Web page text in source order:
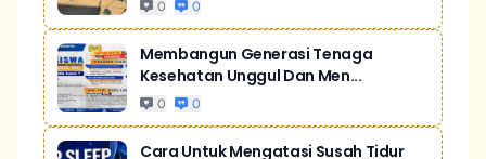
0 0
Membangun Generasi Tenaga
Kesehatan Unggul Dan Men...
0 0
Cara Untuk Mengatasi Susah Tidur